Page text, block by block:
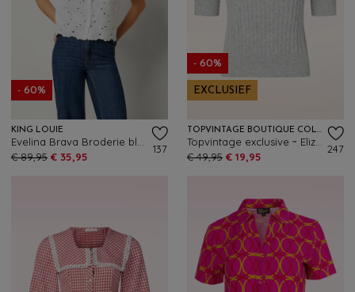
- 60%
KING LOUIE
€ 89,95 € 35,95
137
- 60%
EXCLUSIEF
TOPVINTAGE BOUTIQUE COLLECTION
€ 49,95 € 19,95
247